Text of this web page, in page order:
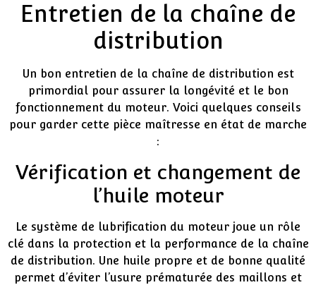
Entretien de la chaîne de
distribution
Un bon entretien de la chaîne de distribution est
primordial pour assurer la longévité et le bon
fonctionnement du moteur. Voici quelques conseils
pour garder cette pièce maîtresse en état de marche
:
Vérification et changement de
l’huile moteur
Le système de lubrification du moteur joue un rôle
clé dans la protection et la performance de la chaîne
de distribution. Une huile propre et de bonne qualité
permet d’éviter l’usure prématurée des maillons et